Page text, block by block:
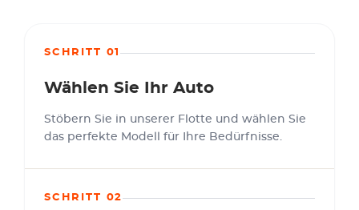
SCHRITT 01
Wählen Sie Ihr Auto
Stöbern Sie in unserer Flotte und wählen Sie
das perfekte Modell für Ihre Bedürfnisse.
SCHRITT 02